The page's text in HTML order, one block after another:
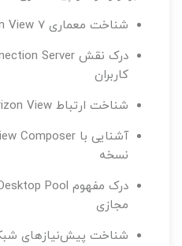
شناخت معماری Horizon View 7 در محیط VDI
کاربران
شناخت ارتباط Horizon View با vCenter و ESXi
نسخه
مجازی
شناخت پیش‌نیازهای